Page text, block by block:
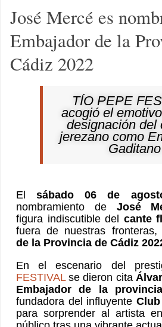
José Mercé es
Embajador de la
Cádiz 2022
TÍO PEPE
acogió el
designación del
jerezano como
Gaditano
Elsábado 06 de
nombramiento de José
figura indiscutible del cante
fuera de nuestras fronteras,
de la Provincia de Cádiz
En el escenario del
FESTIVALse dieron cita
Embajador de la provincia
fundadora del influyente
para sorprender al artista